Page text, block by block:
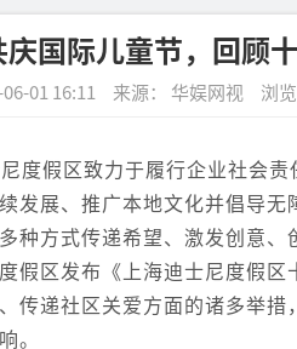
国际儿童节，回顾
01 16:11 来源： 华娱网视 浏
度假区致力于履行企业社会
发展、推广本地文化并倡导无
种方式传递希望、激发创意
假区发布《上海迪士尼度假
传递社区关爱方面的诸多举措
。